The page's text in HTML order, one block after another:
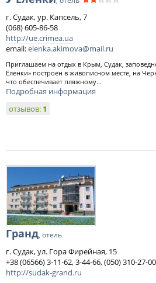
г. Судак, ур. Капсель, 7
(068) 605-86-58
http://ue.crimea.ua
email:elenka.akimova@mail.ru
Приглашаем на отдых в Крым, Судак,
Еленки» построен в живописном месте, на
что обеспечивает пляжному...
Подробная информация
отзывов: 1
Гранд, отель
г. Судак, ул. Гора Фирейная, 15
+38 (06566) 3-11-62, 3-44-66, (050) 310-27-
http://sudak-grand.ru